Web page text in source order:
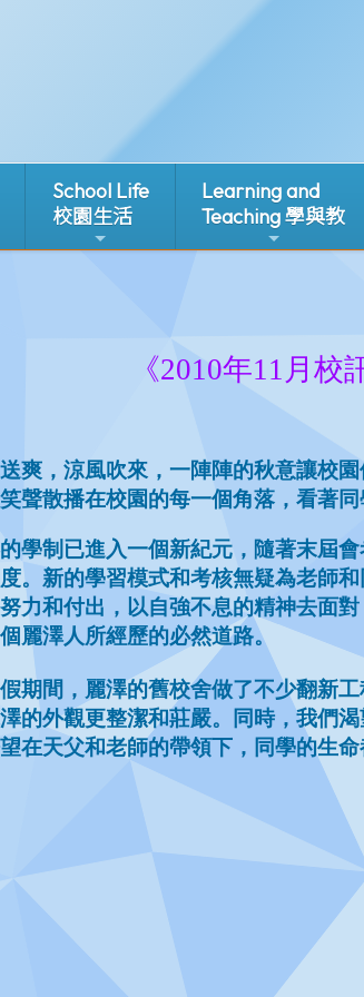
School Life
校園生活
Learning and
Teaching 學與教